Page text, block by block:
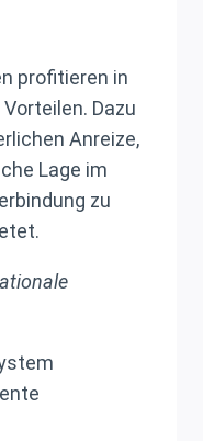
profitieren in
Dazu
Anreize,
Lage im
zu